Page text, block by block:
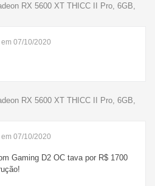
RX 5600 XT THICC II Pro, 6GB,
em 07/10/2020
RX 5600 XT THICC II Pro, 6GB,
em 07/10/2020
Gaming D2 OC tava por R$ 1700